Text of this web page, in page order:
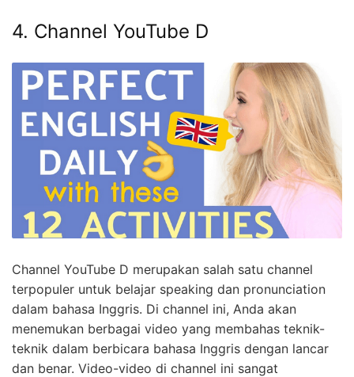
4. Channel YouTube D
Channel YouTube D merupakan salah satu channel
terpopuler untuk belajar speaking dan pronunciation
dalam bahasa Inggris. Di channel ini, Anda akan
menemukan berbagai video yang membahas teknik-
teknik dalam berbicara bahasa Inggris dengan lancar
dan benar. Video-video di channel ini sangat